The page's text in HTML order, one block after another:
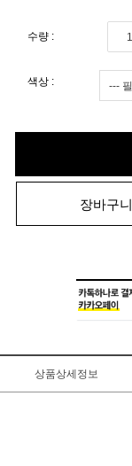
수량 :
색상 :
장바구니
상품상세정보